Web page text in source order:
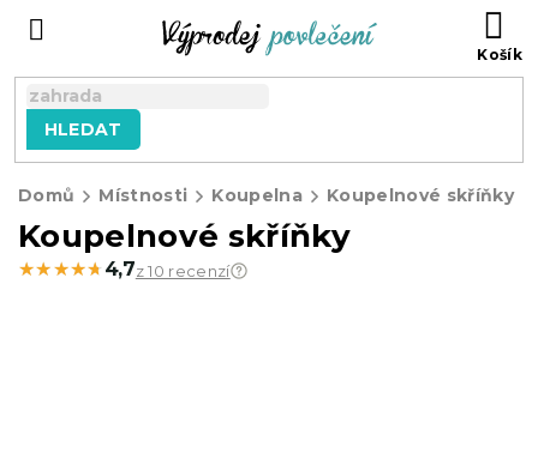
HLEDAT
Domů Místnosti Koupelna Koupelnové skříňky
Koupelnové skříňky
★★★★★
★★★★★ 4,7z 10 recenzí